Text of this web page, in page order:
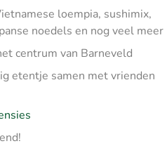
loempia, sushimix,
noedels en nog veel meer
centrum van Barneveld
etentje samen met vrienden